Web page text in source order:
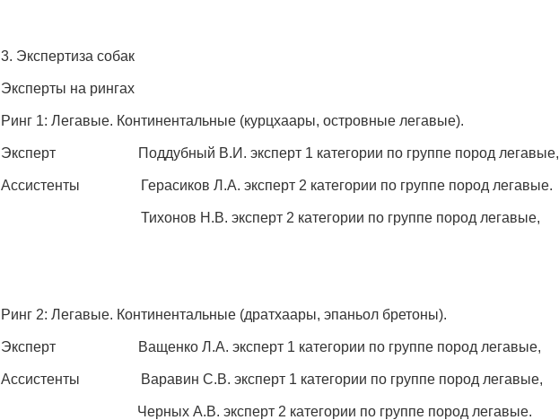
3. Экспертиза собак
Эксперты на рингах
Ринг 1: Легавые. Континентальные (курцхаары, островные легавые).
Эксперт Поддубный В.И. эксперт 1 категории по группе пород легавые,
Ассистенты Герасиков Л.А. эксперт 2 категории по группе пород легавые.
Тихонов Н.В. эксперт 2 категории по группе пород легавые,
Ринг 2: Легавые. Континентальные (дратхаары, эпаньол бретоны).
Эксперт Ващенко Л.А. эксперт 1 категории по группе пород легавые,
Ассистенты Варавин С.В. эксперт 1 категории по группе пород легавые,
Черных А.В. эксперт 2 категории по группе пород легавые.